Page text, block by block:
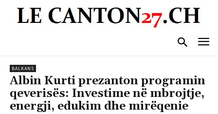
BALKANS
Albin Kurti prezanton programin
qeverisës: Investime në mbrojtje,
energji, edukim dhe mirëqenie